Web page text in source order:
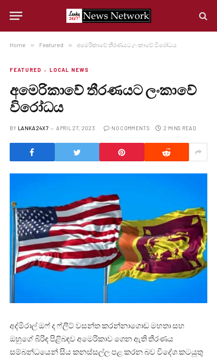
Home » Featured » අමෙරිකාවේ තීරණයට ලංකාවේ විරෝධය
FEATURED LOCAL NEWS
අමෙරිකාවේ තීරණයට ලංකාවේ
විරෝධය
BY LANKA24X7 APRIL 27, 2023 NO COMMENTS 2 MINS READ
අද්මිරාල් ඔෆ් ද ෆ්ලීට් වසන්ත කරන්නාගොඩ මහතා සහ
ඔහුගේ බිරිඳ පිළිබඳව අමෙරිකාව ගෙන ඇති තීරණය
සම්බන්ධයෙන් සිය කනස්සල්ල පළ කරන බව විදේශ කටයුතු